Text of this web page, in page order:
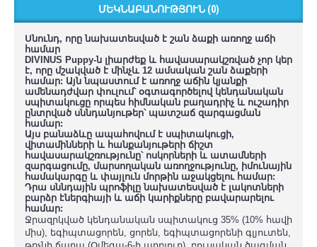
ՄԵԿՆԱԲԱՆՈՒԹՅՈՒՆ (0)
Սնունդ, որը նախատեսված է շան ձաքի առողջ աճի
համար
DIVINUS Puppy-ն լիարժեք և հավասարակշռված չոր կեր
է, որը մշակված է մինչև 12 ամսական շան ձաքերի
համար: Այն նպաստում է առողջ աճին կյանքի
ամենադժվար փուլում՝ օգտագործելով կենդանական
սպիտակուցը որպես հիմնական բաղադրիչ և ուշադիր
ընտրված սննդանյութեր՝ պատշաճ զարգացման
համար:
Այս բանաձևը ապահովում է սպիտակուցի,
վիտամինների և հանքանյութերի ճիշտ
հավասարակշռությունը՝ ոսկորների և ատամների
զարգացումը, մարսողական առողջությունը, իմունային
համակարգը և փայլուն մորթին աջակցելու համար:
Դրա սննդային պրոֆիլը նախատեսված է լակոտների
բարձր էներգիայի և աճի կարիքները բավարարելու
համար:
Ջրազրկված կենդանական սպիտակուց 35% (10% հավի
միս), եգիպտացորեն, ցորեն, եգիպտացորենի գլյուտեն,